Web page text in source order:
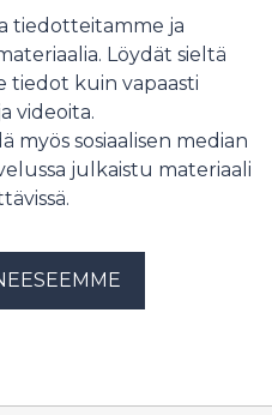
korkean
täyttävän Nokia
päivän tarpeisiin
2720 Flip -
tiedotteitamme ja
Löydät sieltä
tiedot kuin vapaasti
videoita.
myös sosiaalisen median
julkaistu materiaali